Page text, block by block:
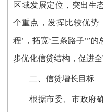
区域发展定位，突出生
个重点，发挥比较优势
程’，拓宽‘三条路子’”
步优化信贷结构，促进
二、信贷增长目标
根据市委、市政府